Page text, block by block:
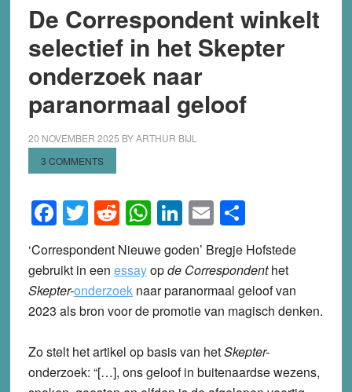
onderzoek
De Correspondent winkelt
selectief in het Skepter
onderzoek naar
paranormaal geloof
20 NOVEMBER 2025 BYARTHUR BIJL
3 COMMENTS
Facebook
Twitter
Reddit
WhatsApp
LinkedIn
EmailShare
‘Correspondent Nieuwe goden’ Bregje Hofstede
gebruikt in een essayopde Correspondenthet
Skepter-onderzoeknaar paranormaal geloof van
2023 als bron voor de promotie van magisch denken.
Zo stelt het artikel op basis van hetSkepter-
onderzoek: “[…], ons geloof in buitenaardse wezens,